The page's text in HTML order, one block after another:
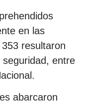
en las
resultaron
entre
abarcaron